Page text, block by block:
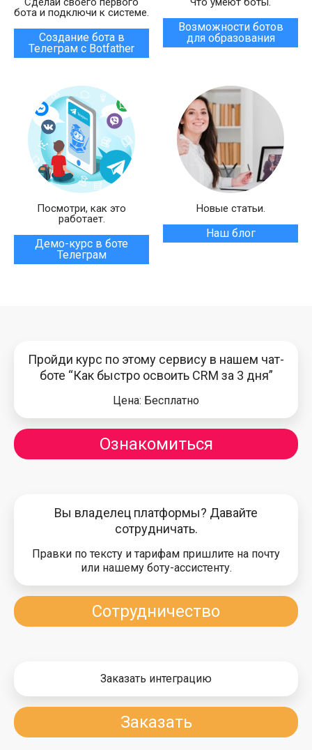
бота и подключи к системе.
Создание бота в
Телеграм с Botfather
Возможности ботов
для образования
Посмотри, как это
работает.
Демо-курс в боте
Телеграм
Новые статьи.
Наш блог
Пройди курс по этому сервису в нашем чат-
боте “Как быстро освоить CRM за 3 дня”
Цена: Бесплатно
Ознакомиться
Вы владелец платформы? Давайте
сотрудничать.
Правки по тексту и тарифам пришлите на почту
или нашему боту-ассистенту.
Сотрудничество
Заказать интеграцию
Заказать